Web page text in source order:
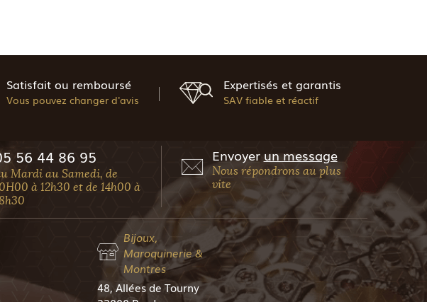
Satisfait ou remboursé
Vous pouvez changer d'avis
Expertisés et garantis
SAV fiable et réactif
56 44 86 95
Mardi au Samedi, de
à 12h30 et de 14h00 à
Envoyer un message
Nous répondrons au plus
vite
Bijoux,
Maroquinerie &
Montres
48, Allées de Tourny